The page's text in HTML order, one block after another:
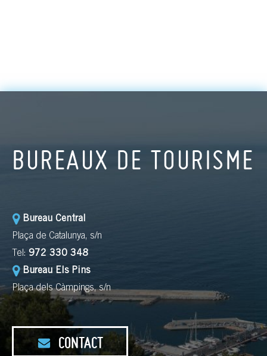
BUREAUX DE TOURISME
Bureau Central
Plaça de Catalunya, s/n
Tel: 972 330 348
Bureau Els Pins
Plaça dels Càmpings, s/n
CONTACT